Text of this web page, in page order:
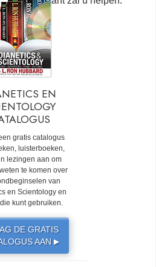
EN
gratis catalogus
luisterboeken,
lezingen aan om
te komen over
van
en Scientology en
kunt gebruiken.
DE GRATIS
AAN ▶